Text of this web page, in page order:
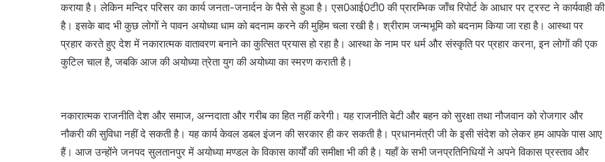
कराया है। लेकिन मन्दिर परिसर का कार्य जनता-जनार्दन के पैसे से हुआ है। एस0आई0टी0 की प्रारम्भिक जाँच रिपोर्ट के आधार पर ट्रस्ट ने कार्यवाही की
है। इसके बाद भी कुछ लोगों ने पावन अयोध्या धाम को बदनाम करने की मुहिम चला रखी है। श्रीराम जन्मभूमि को बदनाम किया जा रहा है। आस्था पर
प्रहार करते हुए देश में नकारात्मक वातावरण बनाने का कुत्सित प्रयास हो रहा है। आस्था के नाम पर धर्म और संस्कृति पर प्रहार करना, इन लोगों की एक
कुटिल चाल है, जबकि आज की अयोध्या त्रेता युग की अयोध्या का स्मरण कराती है।
नकारात्मक राजनीति देश और समाज, अन्नदाता और गरीब का हित नहीं करेगी। यह राजनीति बेटी और बहन को सुरक्षा तथा नौजवान को रोजगार और
नौकरी की सुविधा नहीं दे सकती है। यह कार्य केवल डबल इंजन की सरकार ही कर सकती है। प्रधानमंत्री जी के इसी संदेश को लेकर हम आपके पास आए
हैं। आज उन्होंने जनपद सुलतानपुर में अयोध्या मण्डल के विकास कार्यों की समीक्षा भी की है। यहाँ के सभी जनप्रतिनिधियों ने अपने विकास प्रस्ताव और